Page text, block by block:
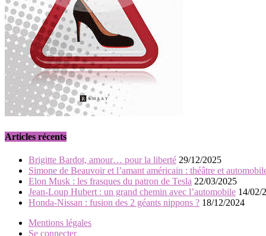
Articles récents
Brigitte Bardot, amour… pour la liberté 29/12/2025
Simone de Beauvoir et l’amant américain : théâtre et
Elon Musk : les frasques du patron de Tesla 22/03/2025
Jean-Loup Hubert : un grand chemin avec l’automobile 14/02/
Honda-Nissan : fusion des 2 géants nippons ? 18/12/2024
Mentions légales
Se connecter